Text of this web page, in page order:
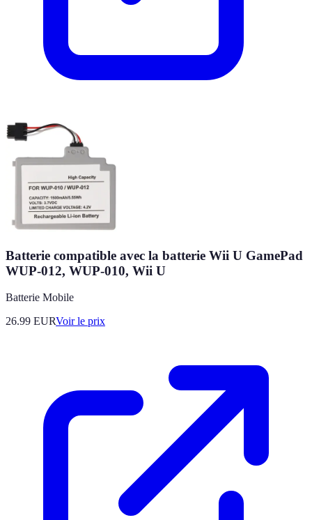
Batterie compatible avec la batterie Wii U GamePad
WUP-012, WUP-010, Wii U
Batterie Mobile
26.99 EURVoir le prix